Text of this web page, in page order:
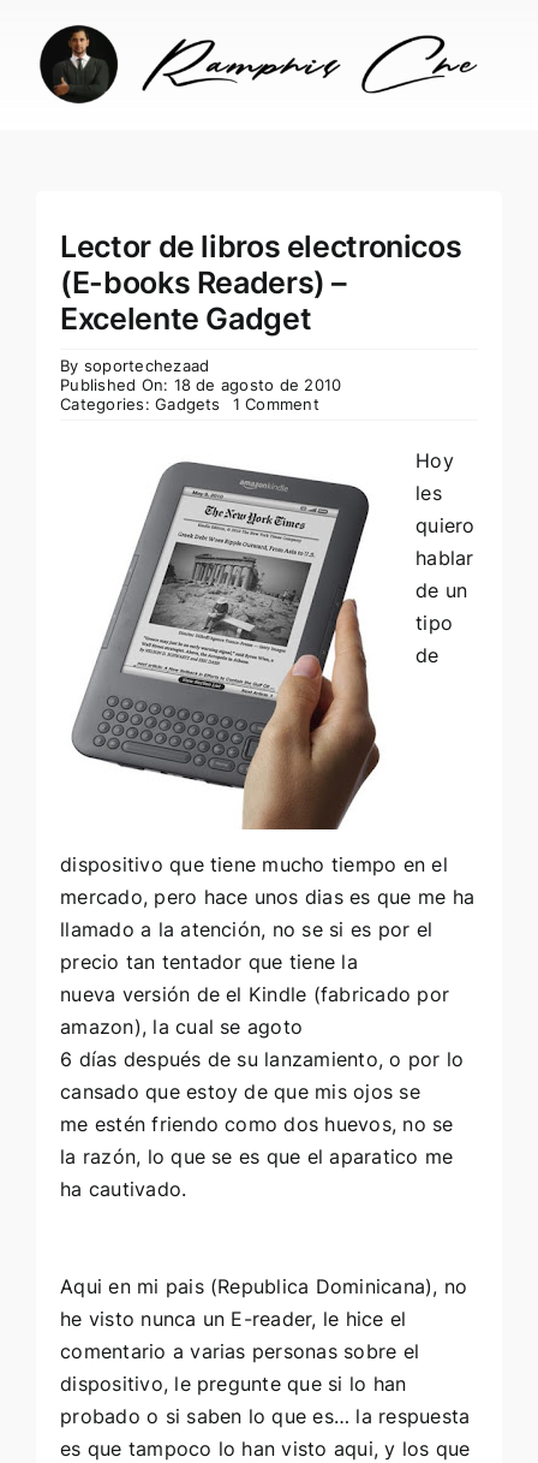
content
Lector de libros electronicos
(E-books Readers) –
Excelente Gadget
By soportechezaad
Published On: 18 de agosto de 2010
Categories:Gadgets 1 Comment
Hoy
les
quiero
hablar
de un
tipo
de
dispositivo que tiene mucho tiempo en el
mercado, pero hace unos dias es que me ha
llamado a la atención, no se si es por el
precio tan tentador que tiene la
nueva versión de el Kindle (fabricado por
amazon), la cual se agoto
6 días después de su lanzamiento, o por lo
cansado que estoy de que mis ojos se
me estén friendo como dos huevos, no se
la razón, lo que se es que el aparatico me
ha cautivado.
Aqui en mi pais (Republica Dominicana), no
he visto nunca un E-reader, le hice el
comentario a varias personas sobre el
dispositivo, le pregunte que si lo han
probado o si saben lo que es… la respuesta
es que tampoco lo han visto aqui, y los que